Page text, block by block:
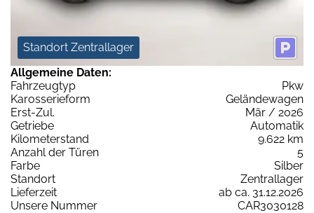
Standort Zentrallager
Allgemeine Daten:
Fahrzeugtyp
Pkw
Karosserieform
Geländewagen
Erst-Zul.
Mär / 2026
Getriebe
Automatik
Kilometerstand
9.622 km
Anzahl der Türen
5
Farbe
Silber
Standort
Zentrallager
Lieferzeit
ab ca. 31.12.2026
Unsere Nummer
CAR3030128